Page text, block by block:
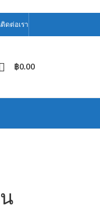
ติดต่อเรา
฿0.00